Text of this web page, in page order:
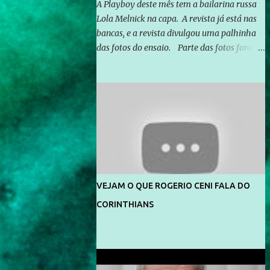
A Playboy deste mês tem a bailarina russa
Lola Melnick na capa. A revista já está nas
bancas, e a revista divulgou uma palhinha
das fotos do ensaio. Parte das fotos foram
divulga capa e primeiras fotos de Lola
Melnick - @aredacao
VEJAM O QUE ROGERIO CENI FALA DO
CORINTHIANS